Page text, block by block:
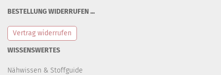
BESTELLUNG WIDERRUFEN ...
Vertrag widerrufen
WISSENSWERTES
Nähwissen & Stoffguide